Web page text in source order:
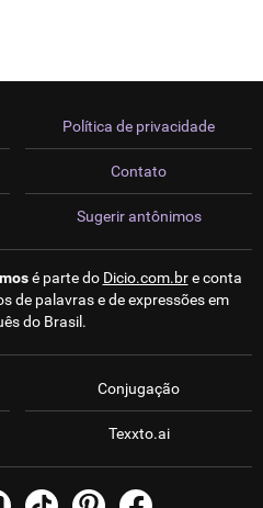
Política de privacidade
Contato
Sugerir antônimos
é parte do Dicio.com.bre conta
de palavras e de expressões em
do Brasil.
Conjugação
Texxto.ai